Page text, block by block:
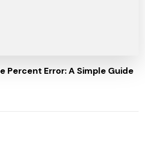
Percent Error: A Simple Guide